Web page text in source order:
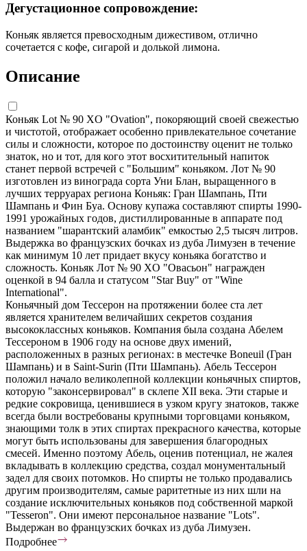
Дегустационное сопровождение:
Коньяк является превосходным дижестивом, отлично
сочетается с кофе, сигарой и долькой лимона.
Описание
Коньяк Lot № 90 XO "Ovation", покоряющий своей свежестью
и чистотой, отображает особенно привлекательное сочетание
силы и сложности, которое по достоинству оценит не только
знаток, но и тот, для кого этот восхитительный напиток
станет первой встречей с "Большим" коньяком. Лот № 90
изготовлен из винограда сорта Уни Блан, выращенного в
лучших терруарах региона Коньяк: Гран Шампань, Пти
Шампань и Фин Буа. Основу купажа составляют спирты 1990-
1991 урожайных годов, дистиллированные в аппарате под
названием "шарантский аламбик" емкостью 2,5 тысяч литров.
Выдержка во французских бочках из дуба Лимузен в течение
как минимум 10 лет придает вкусу коньяка богатство и
сложность. Коньяк Лот № 90 XО "Овасьон" награжден
оценкой в 94 балла и статусом "Star Buy" от "Wine
International".
Коньячный дом Тессерон на протяжении более ста лет
является хранителем величайших секретов создания
высококлассных коньяков. Компания была создана Абелем
Тессероном в 1906 году на основе двух имений,
расположенных в разных регионах: в местечке Boneuil (Гран
Шампань) и в Saint-Surin (Пти Шампань). Абель Тессерон
положил начало великолепной коллекции коньячных спиртов,
которую "законсервировал" в склепе XII века. Эти старые и
редкие сокровища, ценившиеся в узком кругу знатоков, также
всегда были востребованы крупными торговцами коньяком,
знающими толк в этих спиртах прекрасного качества, которые
могут быть использованы для завершения благородных
смесей. Именно поэтому Абель, оценив потенциал, не жалея
вкладывать в коллекцию средства, создал монументальный
задел для своих потомков. Но спирты не только продавались
другим производителям, самые раритетные из них шли на
создание исключительных коньяков под собственной маркой
"Tesseron". Они имеют персональное название "Lots".
Выдержан во французских бочках из дуба Лимузен.
Подробнее